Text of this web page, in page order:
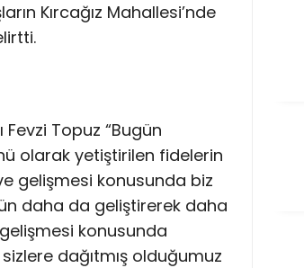
Kırcağız Mahallesi’nde
Topuz “Bugün
olarak yetiştirilen fidelerin
gelişmesi konusunda biz
daha da geliştirerek daha
konusunda
dağıtmış olduğumuz